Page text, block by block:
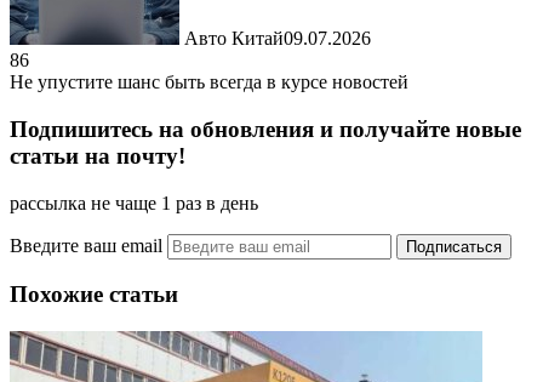
Авто Китай09.07.2026
86
Не упустите шанс быть всегда в курсе новостей
Подпишитесь на обновления и получайте новые
статьи на почту!
рассылка не чаще 1 раз в день
Введите ваш email
Похожие статьи